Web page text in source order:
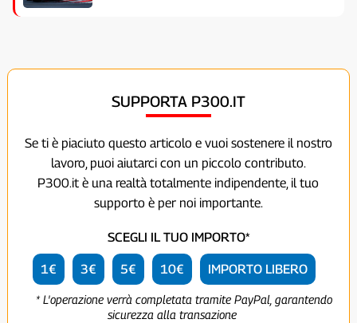
SUPPORTA P300.IT
Se ti è piaciuto questo articolo e vuoi sostenere il nostro
lavoro, puoi aiutarci con un piccolo contributo.
P300.it è una realtà totalmente indipendente, il tuo
supporto è per noi importante.
SCEGLI IL TUO IMPORTO*
1€ 3€ 5€ 10€ IMPORTO LIBERO
* L'operazione verrà completata tramite PayPal, garantendo
sicurezza alla transazione